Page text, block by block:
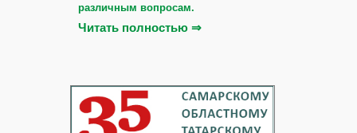
различным вопросам.
Читать полностью ⇒